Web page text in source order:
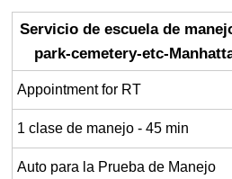
Servicio de escuela de
park-cemetery-etc-
Appointment for RT
1 clase de manejo - 45 min
Auto para la Prueba de Manejo